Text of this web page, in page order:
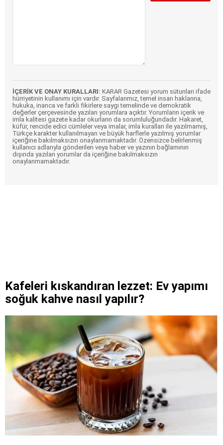
İÇERİK VE ONAY KURALLARI: KARAR Gazetesi yorum sütunları ifade
hürriyetinin kullanımı için vardır. Sayfalarımız, temel insan haklarına,
hukuka, inanca ve farklı fikirlere saygı temelinde ve demokratik
değerler çerçevesinde yazılan yorumlara açıktır. Yorumların içerik ve
imla kalitesi gazete kadar okurların da sorumluluğundadır. Hakaret,
küfür, rencide edici cümleler veya imalar, imla kuralları ile yazılmamış,
Türkçe karakter kullanılmayan ve büyük harflerle yazılmış yorumlar
içeriğine bakılmaksızın onaylanmamaktadır. Özensizce belirlenmiş
kullanıcı adlarıyla gönderilen veya haber ve yazının bağlamının
dışında yazılan yorumlar da içeriğine bakılmaksızın
onaylanmamaktadır.
Kafeleri kıskandıran lezzet: Ev yapımı
soğuk kahve nasıl yapılır?